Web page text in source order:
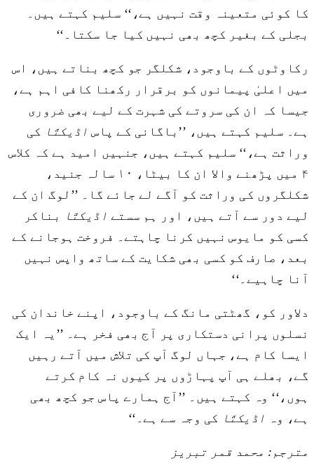
کا کوئی متعینہ وقت نہیں ہے،‘‘ سلیم کہتے ہیں۔
بجلی کے بغیر کچھ بھی نہیں کیا جا سکتا۔‘‘
رکاوٹوں کے باوجود، شکلگر جو کچھ بناتے ہیں، اس
میں اعلیٰ پیمانوں کو برقرار رکھنا کافی اہم ہے،
جیسا کہ ان کی سروتے کی شہرت کے لیے بھی ضروری
ہے۔ سلیم کہتے ہیں، ’’باگانی کے پاس اڈیکتّا کی
وراثت ہے،‘‘ سلیم کہتے ہیں، جنہیں امید ہے کہ کلاس
۴ میں پڑھنے والا ان کا بیٹا، ۱۰ سالہ جنید،
شکلگروں کی وراثت کو آگے لے جائے گا۔ ’’لوگ ان کے
لیے دور سے آتے ہیں، اور ہم سستے اڈیکتّا
بناکر
کسی کو مایوس نہیں کرنا چاہتے۔ فروخت ہوجانے کے
بعد، صارف کو کسی بھی شکایت کے ساتھ واپس نہیں
آنا چاہیے۔‘‘
دلاور کو، گھٹتی مانگ کے باوجود، اپنے خاندان کی
نسلوں پرانی دستکاری پر آج بھی فخر ہے۔ ’’یہ ایک
ایسا کام ہے، جہاں لوگ آپ کی تلاش میں آتے رہیں
گے، بھلے ہی آپ پہاڑوں پر کیوں نہ کام کرتے
ہوں،‘‘ وہ کہتے ہیں۔ ’’آج ہمارے پاس جو کچھ بھی
ہے، وہ اڈیکتّا کی وجہ سے ہے۔‘‘
مترجم: محمد قمر تبریز